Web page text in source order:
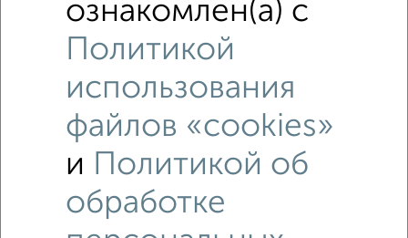
Рядом, с меньшей ценой
Недалеко от Танкистов 197 с ценой ниже
ознакомлен(а) с
Политикой
использования
файлов «cookies»
и Политикой об
обработке